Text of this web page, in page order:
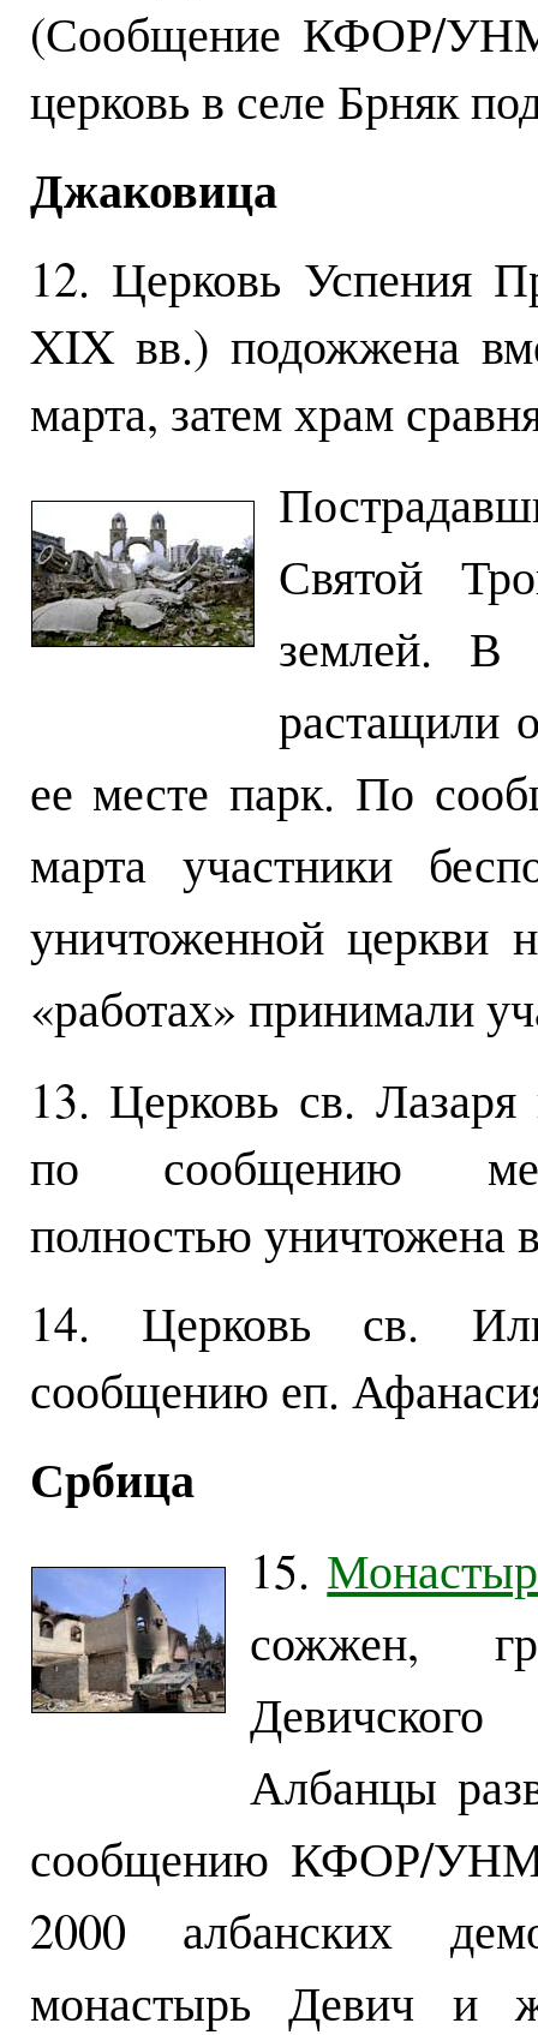
(Сообщение КФОР/
церковь в селе Брняк
Джаковица
12. Церковь Успения
XIX вв.) подожжена
марта, затем храм
Святой
землей. В
растащили
ее месте парк. По
марта участники
уничтоженной церкви
«работах» принимали
13. Церковь св.
по сообщению
полностью уничтожена
14. Церковь св.
сообщению еп.
Србица
15.
сожжен,
Албанцы
сообщению КФОР/
2000 албанских
монастырь Девич и